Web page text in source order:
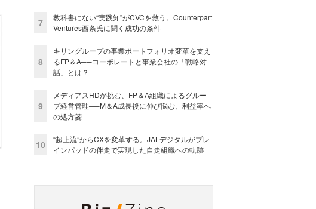
7
教科書にない“実践知”がCVCを救う。Counterpart
Ventures西条氏に聞く成功の条件
8
キリングループの事業ポートフォリオ変革を支え
るFP＆A──コーポレートと事業会社の「戦略対
話」とは？
9
メディアスHDが挑む、FP＆A組織によるグルー
プ経営管理──M＆A成長後に伸び悩む、利益率へ
の処方箋
10
“超上流”からCXを変革する。JALデジタルがブレ
インパッドの伴走で実現した自走組織への軌跡